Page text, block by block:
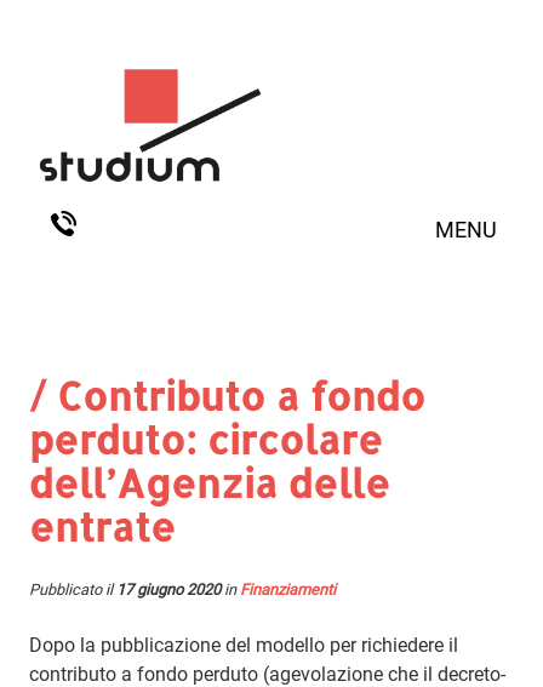
MENU
/ Contributo a fondo
perduto: circolare
dell’Agenzia delle
entrate
Pubblicato il 17 giugno 2020in Finanziamenti
Dopo la pubblicazione del modello per richiedere il
contributo a fondo perduto (agevolazione che il decreto-